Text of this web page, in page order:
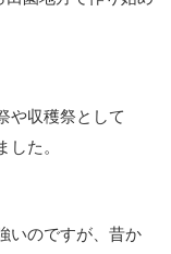
や収穫祭として
した。
いのですが、昔か